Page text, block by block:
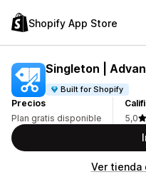
Shopify App Store
Singleton |
Built for Shopify
Precios
Plan gratis disponible
5,0
Ver tienda